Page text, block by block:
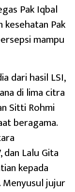
Pak Iqbal
kesehatan Pak
mampu
dari hasil LSI,
di lima citra
Sitti Rohmi
beragama.
dan Lalu Gita
kepada
Menyusul jujur